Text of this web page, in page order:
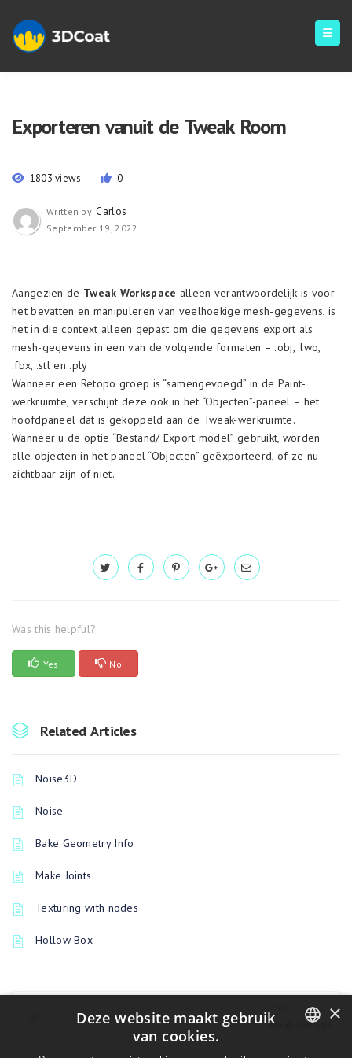
Exporteren vanuit de Tweak Room
1803 views 0
Written by Carlos
September 19, 2022
Aangezien de Tweak Workspace alleen verantwoordelijk is voor
het bevatten en manipuleren van veelhoekige mesh-gegevens, is
het in die context alleen gepast om die gegevens export als
mesh-gegevens in een van de volgende formaten – .obj, .lwo,
.fbx, .stl en .ply
Wanneer een Retopo groep is “samengevoegd” in de Paint-
werkruimte, verschijnt deze ook in het “Objecten”-paneel – het
hoofdpaneel dat is gekoppeld aan de Tweak-werkruimte.
Wanneer u de optie “Bestand/ Export model” gebruikt, worden
alle objecten in het paneel “Objecten” geëxporteerd, of ze nu
zichtbaar zijn of niet.
Was this helpful?
Yes No
Related Articles
Noise3D
Noise
Bake Geometry Info
Make Joints
Texturing with nodes
Hollow Box
PREVIOUSLY
Tweak-toolset
ENGLISH
×
Deze website maakt gebruik
van cookies.